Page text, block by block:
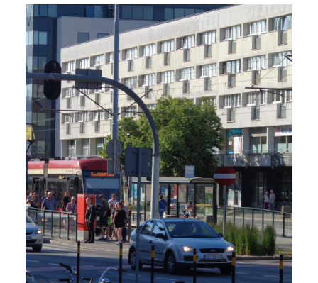
Jak “czytać” i rozumieć
miasto? Na przykładzie
Gdańska – miejskie
inspiracje #93
19 grudnia 2021
4 min czytania
Autor:Kamil Sulewski